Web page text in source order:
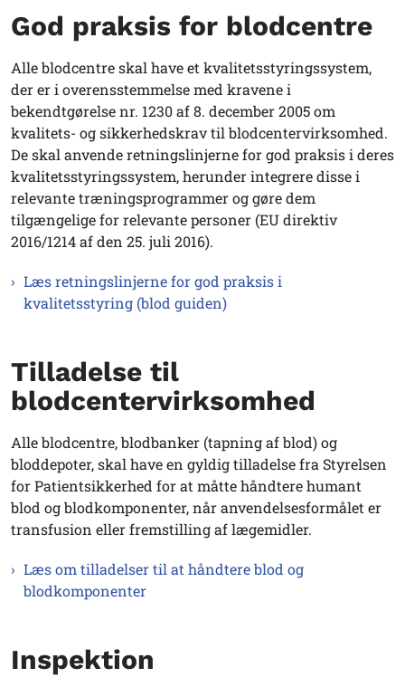
God praksis for blodcentre
Alle blodcentre skal have et kvalitetsstyringssystem,
der er i overensstemmelse med kravene i
bekendtgørelse nr. 1230 af 8. december 2005 om
kvalitets- og sikkerhedskrav til blodcentervirksomhed.
De skal anvende retningslinjerne for god praksis i deres
kvalitetsstyringssystem, herunder integrere disse i
relevante træningsprogrammer og gøre dem
tilgængelige for relevante personer (EU direktiv
2016/1214 af den 25. juli 2016).
Læs retningslinjerne for god praksis i
kvalitetsstyring (blod guiden)
Tilladelse til
blodcentervirksomhed
Alle blodcentre, blodbanker (tapning af blod) og
bloddepoter, skal have en gyldig tilladelse fra Styrelsen
for Patientsikkerhed for at måtte håndtere humant
blod og blodkomponenter, når anvendelsesformålet er
transfusion eller fremstilling af lægemidler.
Læs om tilladelser til at håndtere blod og
blodkomponenter
Inspektion